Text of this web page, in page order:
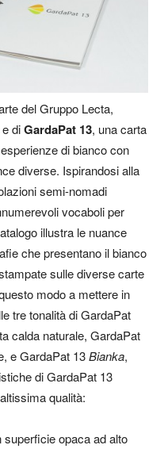
del Gruppo Lecta,
e diGardaPat 13, una carta
di bianco con
diverse. Ispirandosi alla
semi-nomadi
vocaboli per
illustra le nuance
che presentano il bianco
sulle diverse carte
modo a mettere in
tre tonalità di GardaPat
calda naturale, GardaPat
e GardaPat 13Bianka,
di GardaPat 13
qualità:
opaca ad alto